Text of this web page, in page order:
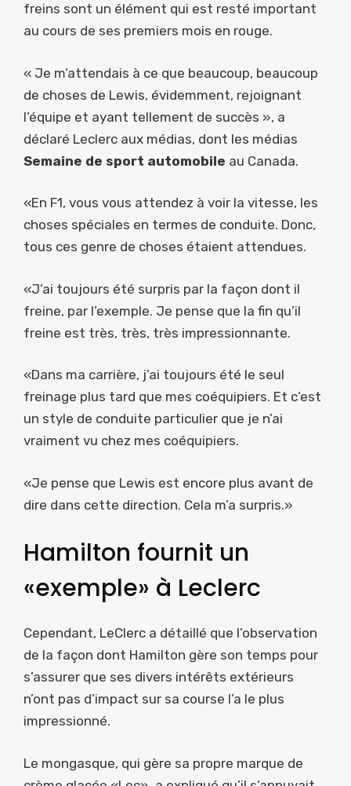
freins sont un élément qui est resté important
au cours de ses premiers mois en rouge.
« Je m’attendais à ce que beaucoup, beaucoup
de choses de Lewis, évidemment, rejoignant
l’équipe et ayant tellement de succès », a
déclaré Leclerc aux médias, dont les médias
Semaine de sport automobile au Canada.
«En F1, vous vous attendez à voir la vitesse, les
choses spéciales en termes de conduite. Donc,
tous ces genre de choses étaient attendues.
«J’ai toujours été surpris par la façon dont il
freine, par l’exemple. Je pense que la fin qu’il
freine est très, très, très impressionnante.
«Dans ma carrière, j’ai toujours été le seul
freinage plus tard que mes coéquipiers. Et c’est
un style de conduite particulier que je n’ai
vraiment vu chez mes coéquipiers.
«Je pense que Lewis est encore plus avant de
dire dans cette direction. Cela m’a surpris.»
Hamilton fournit un
«exemple» à Leclerc
Cependant, LeClerc a détaillé que l’observation
de la façon dont Hamilton gère son temps pour
s’assurer que ses divers intérêts extérieurs
n’ont pas d’impact sur sa course l’a le plus
impressionné.
Le mongasque, qui gère sa propre marque de